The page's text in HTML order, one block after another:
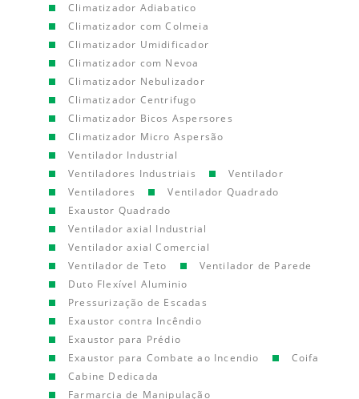
Climatizador Adiabatico
Climatizador com Colmeia
Climatizador Umidificador
Climatizador com Nevoa
Climatizador Nebulizador
Climatizador Centrifugo
Climatizador Bicos Aspersores
Climatizador Micro Aspersão
Ventilador Industrial
Ventiladores Industriais
Ventilador
Ventiladores
Ventilador Quadrado
Exaustor Quadrado
Ventilador axial Industrial
Ventilador axial Comercial
Ventilador de Teto
Ventilador de Parede
Duto Flexível Aluminio
Pressurização de Escadas
Exaustor contra Incêndio
Exaustor para Prédio
Exaustor para Combate ao Incendio
Coifa
Cabine Dedicada
Farmarcia de Manipulação